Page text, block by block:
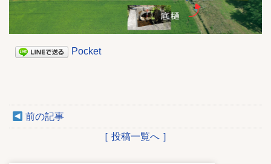
Pocket
前の記事
［ 投稿一覧へ ］